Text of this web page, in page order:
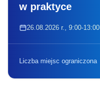
w praktyce
26.08.2026 r., 9:00-13:00
Liczba miejsc ograniczona